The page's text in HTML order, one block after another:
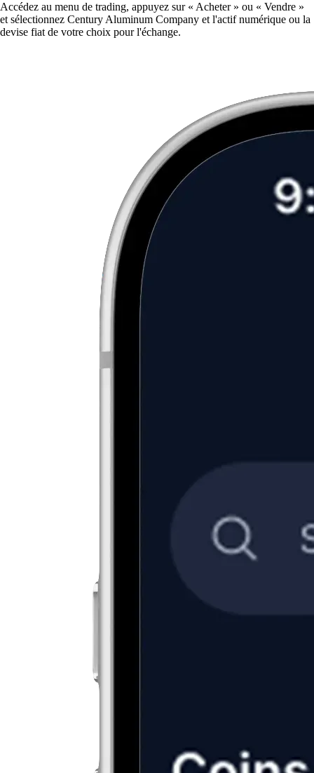
Accédez au menu de trading, appuyez sur « Acheter » ou « Vendre »
et sélectionnez Century Aluminum Company et l'actif numérique ou la
devise fiat de votre choix pour l'échange.